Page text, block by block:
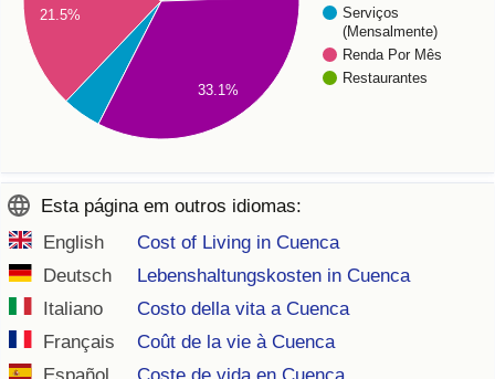
Serviços
(Mensalmente)
Renda Por Mês
Restaurantes
21.5%
33.1%
Esta página em outros idiomas:
English
Cost of Living in Cuenca
Deutsch
Lebenshaltungskosten in Cuenca
Italiano
Costo della vita a Cuenca
Français
Coût de la vie à Cuenca